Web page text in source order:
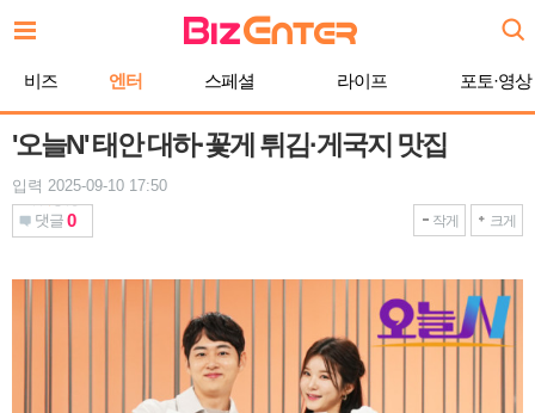
문
비즈 엔터 스페셜 라이프 포토·영상
'오늘N' 태안 대하·꽃게 튀김·게국지 맛집
입력 2025-09-10 17:50
댓글 0 작게 크게